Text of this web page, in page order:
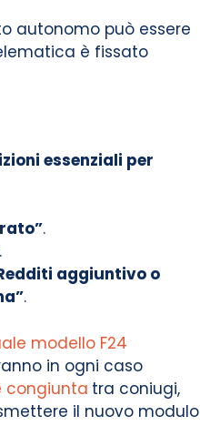
autonomo può essere
è fissato
essenziali per
.
aggiuntivo o
.
modello F24
in ogni caso
congiunta tra coniugi,
il nuovo modulo